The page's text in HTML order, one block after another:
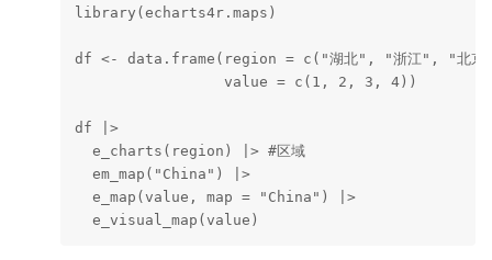
library(echarts4r.maps)
df <- data.frame(region = c("湖北", "浙江", "北
                 value = c(1, 2, 3, 4))
df |>
  e_charts(region) |> #区域
  em_map("China") |>
  e_map(value, map = "China") |>
  e_visual_map(value)